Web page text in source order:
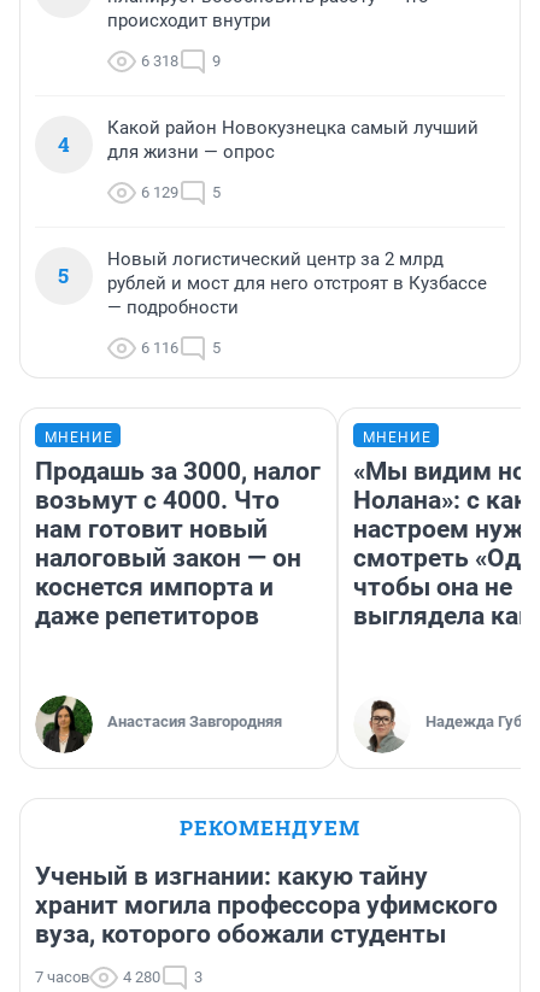
происходит внутри
6 318 9
4
Какой район Новокузнецка самый лучший
для жизни — опрос
6 129 5
5
Новый логистический центр за 2 млрд
рублей и мост для него отстроят в Кузбассе
— подробности
6 116 5
МНЕНИЕ
Продашь за 3000, налог
возьмут с 4000. Что
нам готовит новый
налоговый закон — он
коснется импорта и
даже репетиторов
Анастасия Завгородняя
МНЕНИЕ
«Мы видим
Нолана»: с
настроем
смотреть
чтобы она не
выглядела как
Надежда
РЕКОМЕНДУЕМ
Ученый в изгнании: какую тайну
хранит могила профессора уфимского
вуза, которого обожали студенты
7 часов 4 280 3